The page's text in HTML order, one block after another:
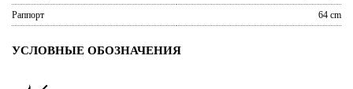
Раппорт
64 cm
УСЛОВНЫЕ ОБОЗНАЧЕНИЯ